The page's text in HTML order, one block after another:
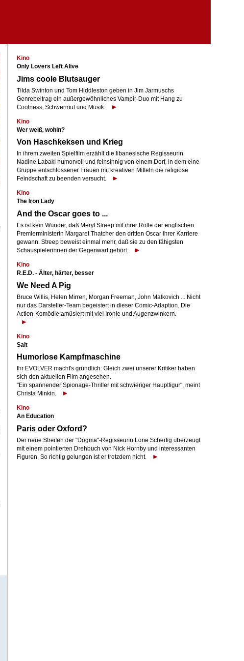
Kino
Only Lovers Left Alive
Jims coole Blutsauger
Tilda Swinton und Tom Hiddleston geben in Jim Jarmuschs
Genrebeitrag ein außergewöhnliches Vampir-Duo mit Hang zu
Coolness, Schwermut und Musik.
Kino
Wer weiß, wohin?
Von Haschkeksen und Krieg
In ihrem zweiten Spielfilm erzählt die libanesische Regisseurin
Nadine Labaki humorvoll und feinsinnig von einem Dorf, in dem eine
Gruppe entschlossener Frauen mit kreativen Mitteln die religiöse
Feindschaft zu beenden versucht.
Kino
The Iron Lady
And the Oscar goes to ...
Es ist kein Wunder, daß Meryl Streep mit ihrer Rolle der englischen
Premierministerin Margaret Thatcher den dritten Oscar ihrer Karriere
gewann. Streep beweist einmal mehr, daß sie zu den fähigsten
Schauspielerinnen der Gegenwart gehört.
Kino
R.E.D. - Älter, härter, besser
We Need A Pig
Bruce Willis, Helen Mirren, Morgan Freeman, John Malkovich ... Nicht
nur das Darsteller-Team begeistert in dieser Comic-Adaption. Die
Action-Komödie amüsiert mit viel Ironie und Augenzwinkern.
Kino
Salt
Humorlose Kampfmaschine
Ihr EVOLVER macht's gründlich: Gleich zwei unserer Kritiker haben
sich den aktuellen Film angesehen.
"Ein spannender Spionage-Thriller mit schwieriger Hauptfigur", meint
Christa Minkin.
Kino
An Education
Paris oder Oxford?
Der neue Streifen der "Dogma"-Regisseurin Lone Scherfig überzeugt
mit einem pointierten Drehbuch von Nick Hornby und interessanten
Figuren. So richtig gelungen ist er trotzdem nicht.